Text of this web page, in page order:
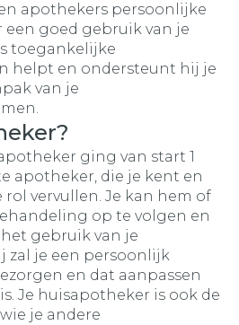
apothekers persoonlijke
goed gebruik van je
toegankelijke
helpt en ondersteunt hij je
van je
ging van start 1
apotheker, die je kent en
vervullen. Je kan hem of
op te volgen en
gebruik van je
zal je een persoonlijk
en dat aanpassen
Je huisapotheker is ook de
je andere